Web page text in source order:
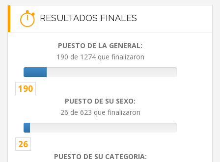
RESULTADOS FINALES
PUESTO DE LA GENERAL:
190 de 1274 que finalizaron
190
PUESTO DE SU SEXO:
26 de 623 que finalizaron
26
PUESTO DE SU CATEGORIA: